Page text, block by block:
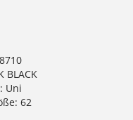
BLACK
Uni
62